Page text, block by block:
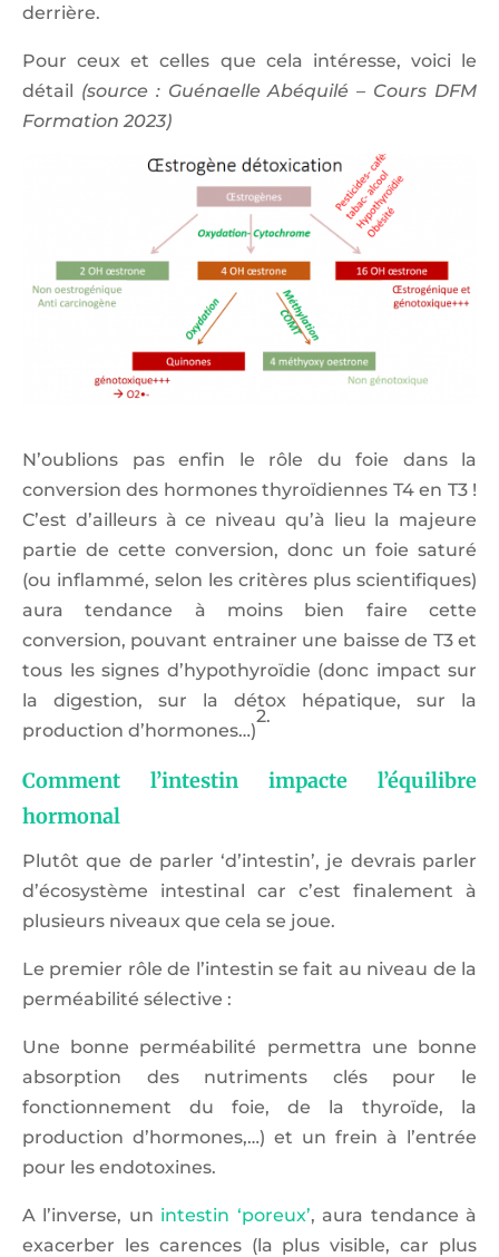
derrière.
Pour ceux et celles que cela intéresse, voici le
détail (source : Guénaelle Abéquilé – Cours DFM
Formation 2023)
N’oublions pas enfin le rôle du foie dans la
conversion des hormones thyroïdiennes T4 en T3 !
C’est d’ailleurs à ce niveau qu’à lieu la majeure
partie de cette conversion, donc un foie saturé
(ou inflammé, selon les critères plus scientifiques)
aura tendance à moins bien faire cette
conversion, pouvant entrainer une baisse de T3 et
tous les signes d’hypothyroïdie (donc impact sur
la digestion, sur la détox hépatique, sur la
production d’hormones…)
2.
Comment l’intestin impacte l’équilibre
hormonal
Plutôt que de parler ‘d’intestin’, je devrais parler
d’écosystème intestinal car c’est finalement à
plusieurs niveaux que cela se joue.
Le premier rôle de l’intestin se fait au niveau de la
perméabilité sélective :
Une bonne perméabilité permettra une bonne
absorption des nutriments clés pour le
fonctionnement du foie, de la thyroïde, la
production d’hormones,…) et un frein à l’entrée
pour les endotoxines.
A l’inverse, un intestin ‘poreux’, aura tendance à
exacerber les carences (la plus visible, car plus